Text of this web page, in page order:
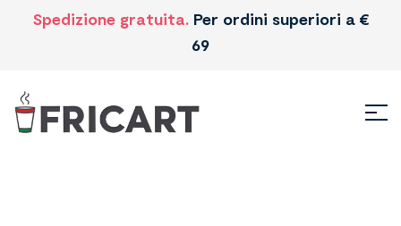
Spedizione gratuita. Per ordini superiori a €
69